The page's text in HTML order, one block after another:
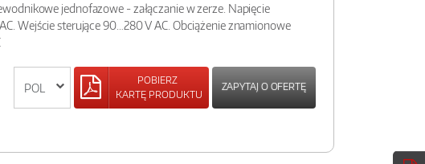
jednofazowe - załączanie w zerze. Napięcie
Wejście sterujące 90…280 V AC. Obciążenie znamionowe
POBIERZ
KARTĘ PRODUKTU
ZAPYTAJ O OFERTĘ